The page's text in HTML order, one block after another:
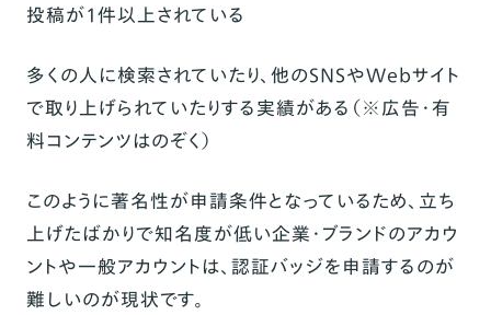
投稿が1件以上されている
多くの人に検索されていたり、他のSNSやWebサイト
で取り上げられていたりする実績がある（※広告・有
料コンテンツはのぞく）
このように著名性が申請条件となっているため、立ち
上げたばかりで知名度が低い企業・ブランドのアカウ
ントや一般アカウントは、認証バッジを申請するのが
難しいのが現状です。